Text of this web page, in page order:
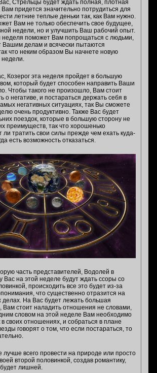
Стрельцы будет ждать полная, плотная
придется значительно потрудиться для
летние теплые деньки так, как Вам нужно.
Вам не только обеспечить свое будущее,
недели, но и улучшить Ваш рабочий опыт.
неделя поможет Вам попрощаться с людьми,
делам и всячески пытаются
что неким образом Вы начнете новую
недели.
Козерог эта неделя пройдет в большую
который будет способен направить Ваши
Чтобы такого не произошло, Вам стоит
о негативе, и постараться держать себя в
негативных ситуациях, так Вы сможете
очень продуктивно. Также Вас будет
поездок, которые в большую сторону не
преимуществ, так что хорошенько
ли тратить свои силы прежде чем ехать куда-
есть возможность отказаться.
часть представителей, Водолей в
Вас на этой неделе будут ждать ссоры со
происходить все это будет из-за
что существенно отразится на
делах. На Вас будет лежать большая
Вам стоит наладить отношения не словами,
словом на этой неделе Вам необходимо
своих отношениях, и собраться в плане
говорят о том, что если постараться, то
лучше всего провести на природе или просто
второй половинкой, создав романтику,
лишней.